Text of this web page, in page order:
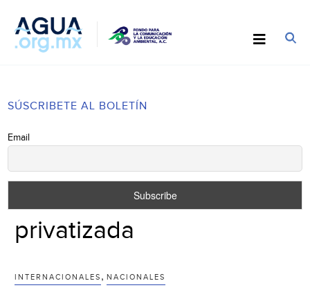
SÚSCRIBETE AL BOLETÍN
Email
privatizada
INTERNACIONALES ,NACIONALES